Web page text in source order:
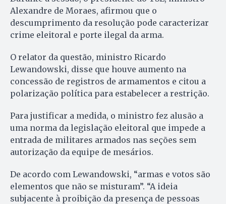
Alexandre de Moraes, afirmou que o
descumprimento da resolução pode caracterizar
crime eleitoral e porte ilegal da arma.
O relator da questão, ministro Ricardo
Lewandowski, disse que houve aumento na
concessão de registros de armamentos e citou a
polarização política para estabelecer a restrição.
Para justificar a medida, o ministro fez alusão a
uma norma da legislação eleitoral que impede a
entrada de militares armados nas seções sem
autorização da equipe de mesários.
De acordo com Lewandowski, “armas e votos são
elementos que não se misturam”. “A ideia
subjacente à proibição da presença de pessoas